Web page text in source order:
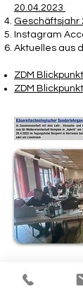
20.04.2023
Geschäftsjahr
Instagram
Aktuelles aus
ZDM
ZDM
Über uns